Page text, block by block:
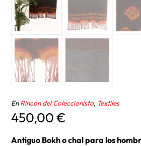
EnRincón del Coleccionista, Textiles
450,00€
Antiguo Bokh o chal para los